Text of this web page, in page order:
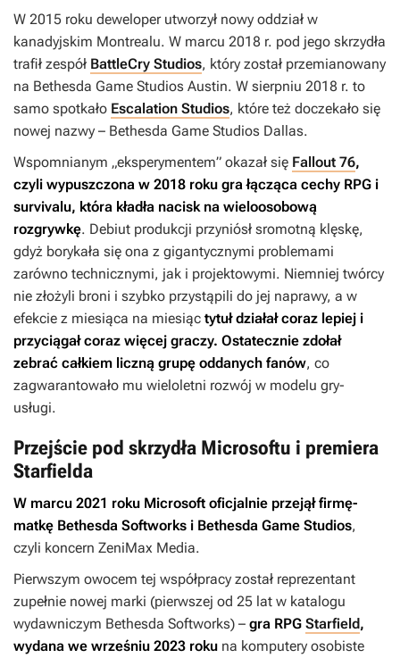
W 2015 roku deweloper utworzył nowy oddział w
kanadyjskim Montrealu. W marcu 2018 r. pod jego skrzydła
trafił zespół BattleCry Studios, który został przemianowany
na Bethesda Game Studios Austin. W sierpniu 2018 r. to
samo spotkało Escalation Studios, które też doczekało się
nowej nazwy – Bethesda Game Studios Dallas.
Wspomnianym „eksperymentem” okazał się Fallout 76,
czyli wypuszczona w 2018 roku gra łącząca cechy RPG i
survivalu, która kładła nacisk na wieloosobową
rozgrywkę. Debiut produkcji przyniósł sromotną klęskę,
gdyż borykała się ona z gigantycznymi problemami
zarówno technicznymi, jak i projektowymi. Niemniej twórcy
nie złożyli broni i szybko przystąpili do jej naprawy, a w
efekcie z miesiąca na miesiąc tytuł działał coraz lepiej i
przyciągał coraz więcej graczy. Ostatecznie zdołał
zebrać całkiem liczną grupę oddanych fanów, co
zagwarantowało mu wieloletni rozwój w modelu gry-
usługi.
Przejście pod skrzydła Microsoftu i premiera
Starfielda
W marcu 2021 roku Microsoft oficjalnie przejął firmę-
matkę Bethesda Softworks i Bethesda Game Studios,
czyli koncern ZeniMax Media.
Pierwszym owocem tej współpracy został reprezentant
zupełnie nowej marki (pierwszej od 25 lat w katalogu
wydawniczym Bethesda Softworks) – gra RPG Starfield,
wydana we wrześniu 2023 roku na komputery osobiste